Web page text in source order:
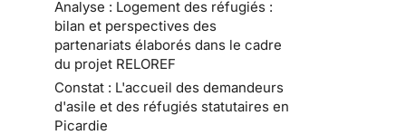
Analyse : Logement des réfugiés :
bilan et perspectives des
partenariats élaborés dans le cadre
du projet RELOREF
Constat : L'accueil des demandeurs
d'asile et des réfugiés statutaires en
Picardie